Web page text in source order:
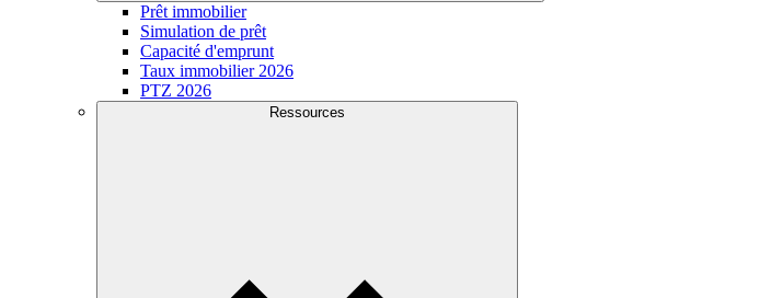
Prêt immobilier
Simulation de prêt
Capacité d'emprunt
Taux immobilier 2026
PTZ 2026
Ressources